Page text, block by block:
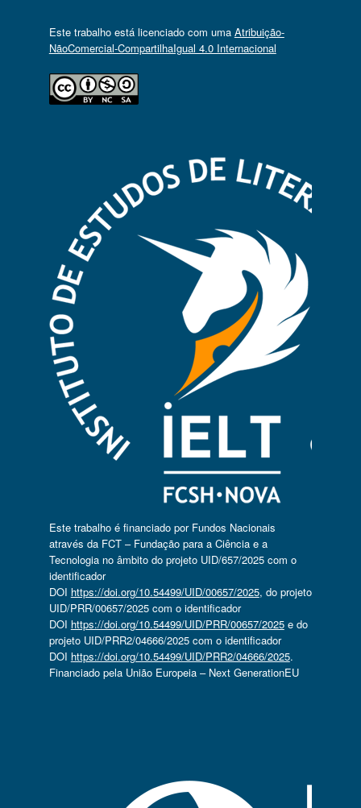
Este trabalho está licenciado com uma Atribuição-
NãoComercial-CompartilhaIgual 4.0 Internacional
Este trabalho é financiado por Fundos Nacionais
através da FCT – Fundação para a Ciência e a
Tecnologia no âmbito do projeto UID/657/2025 com o
identificador
DOI https://doi.org/10.54499/UID/00657/2025, do projeto
UID/PRR/00657/2025 com o identificador
DOI https://doi.org/10.54499/UID/PRR/00657/2025e do
projeto UID/PRR2/04666/2025 com o identificador
DOI https://doi.org/10.54499/UID/PRR2/04666/2025.
Financiado pela União Europeia – Next GenerationEU